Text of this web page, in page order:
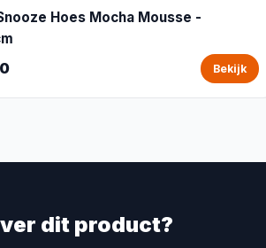
Hoes Mocha Mousse -
Bekijk
dit product?